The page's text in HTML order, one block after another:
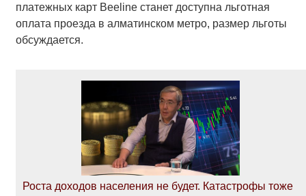
платежных карт Beeline станет доступна льготная
оплата проезда в алматинском метро, размер льготы
обсуждается.
Роста доходов населения не будет. Катастрофы тоже